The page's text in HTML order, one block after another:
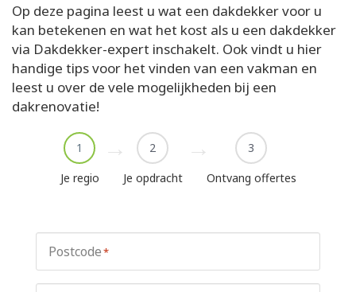
Op deze pagina leest u wat een dakdekker voor u
kan betekenen en wat het kost als u een dakdekker
via Dakdekker-expert inschakelt. Ook vindt u hier
handige tips voor het vinden van een vakman en
leest u over de vele mogelijkheden bij een
dakrenovatie!
1
Je regio
2
Je opdracht
3
Ontvang offertes
Postcode*